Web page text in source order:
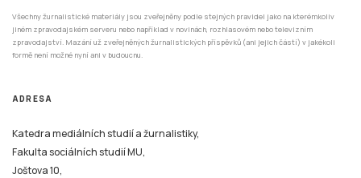
Všechny žurnalistické materiály jsou zveřejněny podle stejných pravidel jako na kterémkoliv
jiném zpravodajském serveru nebo například v novinách, rozhlasovém nebo televizním
zpravodajství. Mazání už zveřejněných žurnalistických příspěvků (ani jejich částí) v jakékoli
formě není možné nyní ani v budoucnu.
ADRESA
Katedra mediálních studií a žurnalistiky,
Fakulta sociálních studií MU,
Joštova 10,